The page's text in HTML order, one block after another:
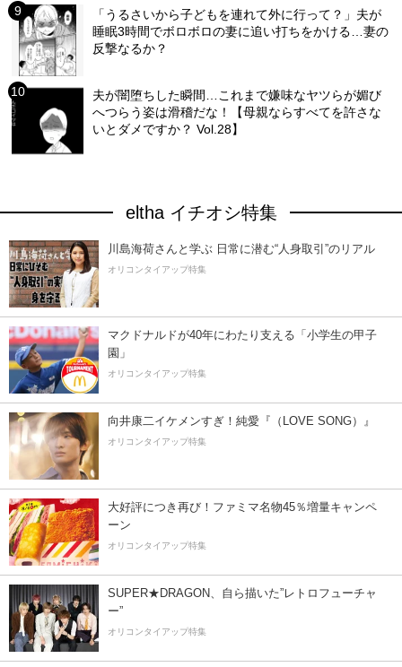
「うるさいから子どもを連れて外に行って？」夫が
睡眠3時間でボロボロの妻に追い打ちをかける…妻の
反撃なるか？
夫が闇堕ちした瞬間…これまで嫌味なヤツらが媚び
へつらう姿は滑稽だな！【母親ならすべてを許さな
いとダメですか？ Vol.28】
eltha イチオシ特集
川島海荷さんと学ぶ 日常に潜む“人身取引”のリアル
オリコンタイアップ特集
マクドナルドが40年にわたり支える「小学生の甲子
園」
オリコンタイアップ特集
向井康二イケメンすぎ！純愛『（LOVE SONG）』
オリコンタイアップ特集
大好評につき再び！ファミマ名物45％増量キャンペ
ーン
オリコンタイアップ特集
SUPER★DRAGON、自ら描いた”レトロフューチャ
ー”
オリコンタイアップ特集